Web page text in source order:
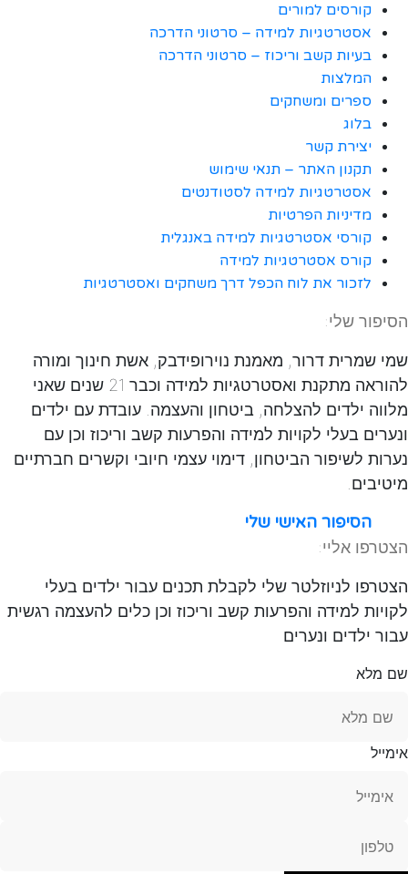
קורסים למורים
אסטרטגיות למידה – סרטוני הדרכה
בעיות קשב וריכוז – סרטוני הדרכה
המלצות
ספרים ומשחקים
בלוג
יצירת קשר
תקנון האתר – תנאי שימוש
אסטרטגיות למידה לסטודנטים
מדיניות הפרטיות
קורסי אסטרטגיות למידה באנגלית
קורס אסטרטגיות למידה
לזכור את לוח הכפל דרך משחקים ואסטרטגיות
הסיפור שלי:
שמי שמרית דרור, מאמנת נוירופידבק, אשת חינוך ומורה
להוראה מתקנת ואסטרטגיות למידה וכבר 21 שנים שאני
מלווה ילדים להצלחה, ביטחון והעצמה. עובדת עם ילדים
ונערים בעלי לקויות למידה והפרעות קשב וריכוז וכן עם
נערות לשיפור הביטחון, דימוי עצמי חיובי וקשרים חברתיים
מיטיבים.
הסיפור האישי שלי
הצטרפו אליי:
הצטרפו לניוזלטר שלי לקבלת תכנים עבור ילדים בעלי
לקויות למידה והפרעות קשב וריכוז וכן כלים להעצמה רגשית
עבור ילדים ונערים
שם מלא
אימייל